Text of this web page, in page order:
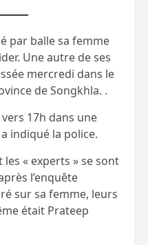
par balle sa femme
Une autre de ses
mercredi dans le
de Songkhla. .
17h dans une
indiqué la police.
« experts » se sont
l’enquête
sur sa femme, leurs
était Prateep